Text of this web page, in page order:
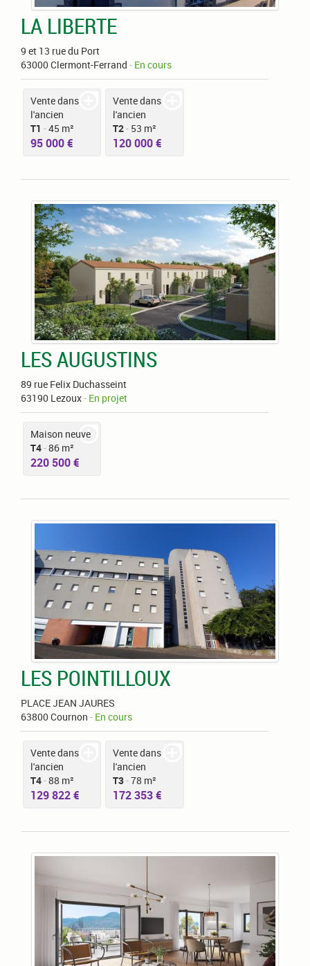
LA LIBERTE
9 et 13 rue du Port
63000 Clermont-Ferrand - En cours
Vente dans
l'ancien
T1 -45 m²
95 000 €
Vente dans
l'ancien
T2- 53 m²
120 000 €
LES AUGUSTINS
89 rue Felix Duchasseint
63190 Lezoux- En projet
Maison neuve
T4-86 m²
220 500 €
LES POINTILLOUX
PLACE JEAN JAURES
63800 Cournon - En cours
Vente dans
l'ancien
T4-88 m²
129 822 €
Vente dans
l'ancien
T3-78 m²
172 353 €